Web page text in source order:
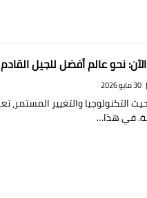
نحو عالم أفضل للجيل القادم
التكنولوجيا والتغيير المستمر،
في هذا…